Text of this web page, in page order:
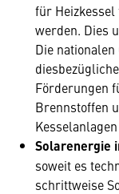
für
werden. Dies
Die
Förderungen
Brennstoffen
Solarenergie
soweit es
schrittweise